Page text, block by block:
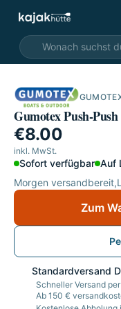
Gumotex Push-
€8.00
inkl. MwSt.
Sofort verfügbar Auf
Morgen versandbereit,
Zum
Standardversand
Schneller Versand
Ab 150 €